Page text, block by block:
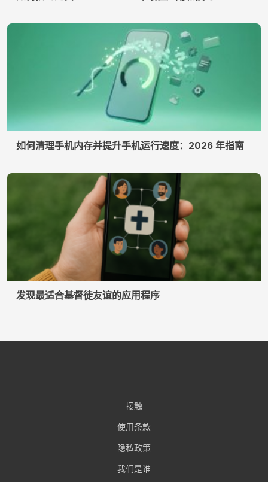
如何清理手机内存并提升手机运行速度：2026 年指南
发现最适合基督徒友谊的应用程序
接触
使用条款
隐私政策
我们是谁